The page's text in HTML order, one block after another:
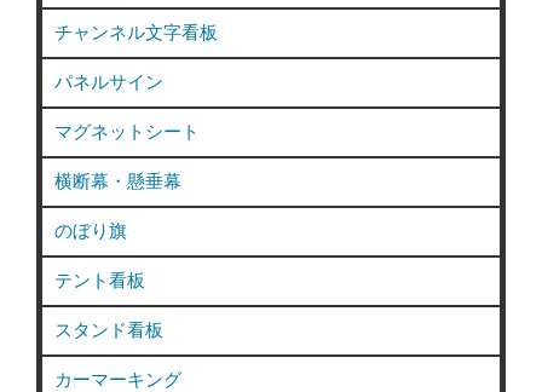
チャンネル文字看板
パネルサイン
マグネットシート
横断幕・懸垂幕
のぼり旗
テント看板
スタンド看板
カーマーキング